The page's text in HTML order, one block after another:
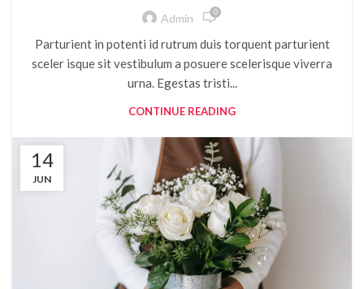
Admin 0
Parturient in potenti id rutrum duis torquent parturient
sceler isque sit vestibulum a posuere scelerisque viverra
urna. Egestas tristi...
CONTINUE READING
14
JUN